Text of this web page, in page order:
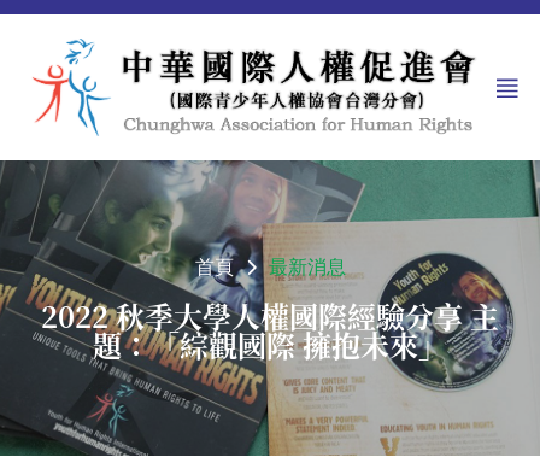
首頁 最新消息
2022 秋季大學人權國際經驗分享 主
題：「綜觀國際 擁抱未來」